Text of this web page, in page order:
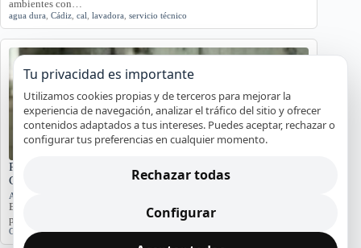
ambientes con…
agua dura Cádiz cal lavadora servicio técnico
Problemas de Electrodomésticos en Pisos Antiguos de
Cádiz
Averías y orientación en Cádiz
Exploramos los problemas más comunes de electrodomésticos en
pisos antiguos de Cádiz, considerando la humedad…
Cádiz Electrodomésticos,problemas comunes,soluciones
Tu privacidad es importante
Utilizamos cookies propias y de terceros para mejorar la
experiencia de navegación, analizar el tráfico del sitio y ofrecer
contenidos adaptados a tus intereses. Puedes aceptar, rechazar o
configurar tus preferencias en cualquier momento.
Rechazar todas
Configurar